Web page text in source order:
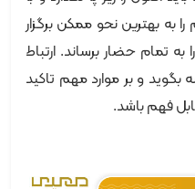
به بهترین نحو ممکن برگزار
تمام حضار برساند. ارتباط
بگوید و بر موارد مهم تاکید
فهم باشد.